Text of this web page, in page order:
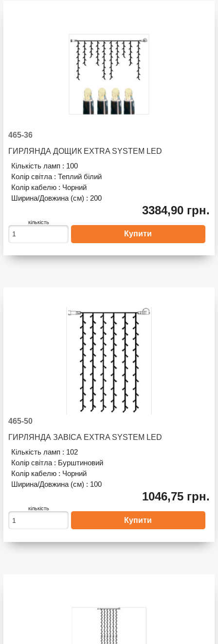
465-36
ГИРЛЯНДА ДОЩИК EXTRA SYSTEM LED
Кількість ламп : 100
Колір світла :Теплий білий
Колір кабелю : Чорний
Ширина/Довжина (см) : 200
3384,90 грн.
кількість
465-50
ГИРЛЯНДА ЗАВІСА EXTRA SYSTEM LED
Кількість ламп : 102
Колір світла : Бурштиновий
Колір кабелю : Чорний
Ширина/Довжина (см) : 100
1046,75 грн.
кількість